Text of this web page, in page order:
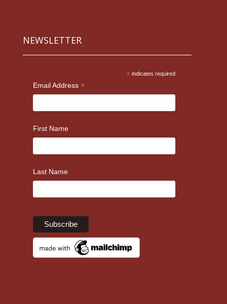
NEWSLETTER
* indicates required
Email Address *
First Name
Last Name